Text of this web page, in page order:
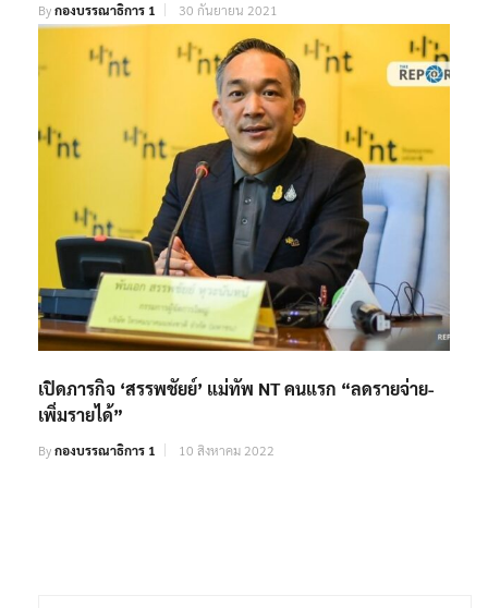
Byกองบรรณาธิการ 1 30 กันยายน 2021
เปิดภารกิจ ‘สรรพชัยย์’ แม่ทัพ NT คนแรก “ลดรายจ่าย-
เพิ่มรายได้”
Byกองบรรณาธิการ 1 10 สิงหาคม 2022